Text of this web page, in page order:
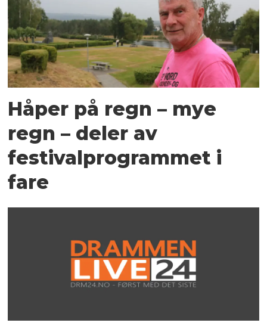
Håper på regn – mye
regn – deler av
festivalprogrammet i
fare